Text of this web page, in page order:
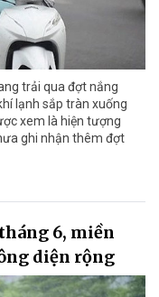
trải qua đợt nắng
lạnh sắp tràn xuống
xem là hiện tượng
ghi nhận thêm đợt
6, miền
diện rộng